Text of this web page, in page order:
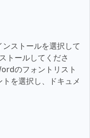
ストールを選択して
トールしてくださ
のフォントリスト
を選択し、ドキュメ